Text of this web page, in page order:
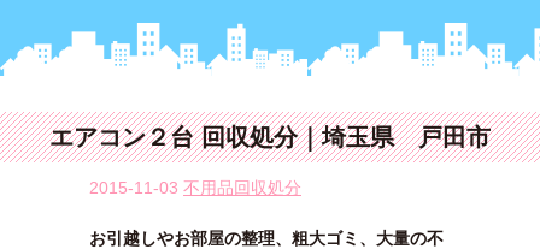
エアコン２台 回収処分｜埼玉県 戸田市
2015-11-03 不用品回収処分
お引越しやお部屋の整理、粗大ゴミ、大量の不